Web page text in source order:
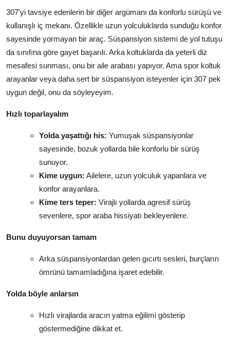
307'yi tavsiye edenlerin bir diğer argümanı da konforlu sürüşü ve
kullanışlı iç mekanı. Özellikle uzun yolculuklarda sunduğu konfor
sayesinde yormayan bir araç. Süspansiyon sistemi de yol tutuşu
da sınıfına göre gayet başarılı. Arka koltuklarda da yeterli diz
mesafesi sunması, onu bir aile arabası yapıyor. Ama spor koltuk
arayanlar veya daha sert bir süspansiyon isteyenler için 307 pek
uygun değil, onu da söyleyeyim.
Hızlı toparlayalım
Yolda yaşattığı his: Yumuşak süspansiyonlar
sayesinde, bozuk yollarda bile konforlu bir sürüş
sunuyor.
Kime uygun: Ailelere, uzun yolculuk yapanlara ve
konfor arayanlara.
Kime ters teper: Virajlı yollarda agresif sürüş
sevenlere, spor araba hissiyatı bekleyenlere.
Bunu duyuyorsan tamam
Arka süspansiyonlardan gelen gıcırtı sesleri, burçların
ömrünü tamamladığına işaret edebilir.
Yolda böyle anlarsın
Hızlı virajlarda aracın yatma eğilimi gösterip
göstermediğine dikkat et.